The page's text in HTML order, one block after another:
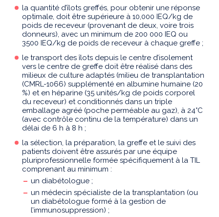
la quantité d’îlots greffés, pour obtenir une réponse
optimale, doit être supérieure à 10,000 IEQ/kg de
poids de receveur (provenant de deux, voire trois
donneurs), avec un minimum de 200 000 IEQ ou
3500 IEQ/kg de poids de receveur à chaque greffe ;
le transport des îlots depuis le centre d’isolement
vers le centre de greffe doit être réalisé dans des
milieux de culture adaptés (milieu de transplantation
(CMRL-1066) supplémenté en albumine humaine (20
%) et en héparine (35 unités/kg de poids corporel
du receveur) et conditionnés dans un triple
emballage agréé (poche perméable au gaz), à 24°C
(avec contrôle continu de la température) dans un
délai de 6 h à 8 h ;
la sélection, la préparation, la greffe et le suivi des
patients doivent être assurés par une équipe
pluriprofessionnelle formée spécifiquement à la TIL
comprenant au minimum :
un diabétologue ;
un médecin spécialiste de la transplantation (ou
un diabétologue formé à la gestion de
l’immunosuppression) ;